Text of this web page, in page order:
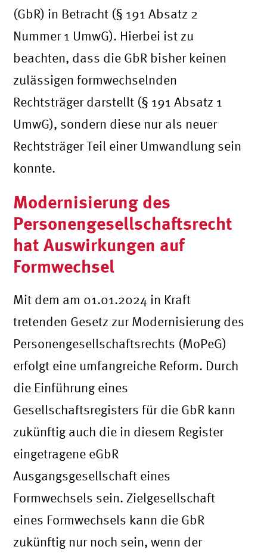
(GbR) in Betracht (§ 191 Absatz 2
Nummer 1 UmwG). Hierbei ist zu
beachten, dass die GbR bisher keinen
zulässigen formwechselnden
Rechtsträger darstellt (§ 191 Absatz 1
UmwG), sondern diese nur als neuer
Rechtsträger Teil einer Umwandlung sein
konnte.
Modernisierung des
Personengesellschaftsrecht
hat Auswirkungen auf
Formwechsel
Mit dem am 01.01.2024 in Kraft
tretenden Gesetz zur Modernisierung des
Personengesellschaftsrechts (MoPeG)
erfolgt eine umfangreiche Reform. Durch
die Einführung eines
Gesellschaftsregisters für die GbR kann
zukünftig auch die in diesem Register
eingetragene eGbR
Ausgangsgesellschaft eines
Formwechsels sein. Zielgesellschaft
eines Formwechsels kann die GbR
zukünftig nur noch sein, wenn der